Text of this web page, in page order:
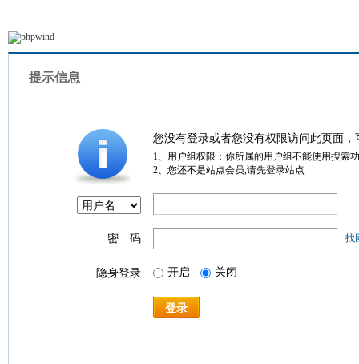
提示信息
您没有登录或者您没有权限访问此页面
1、用户组权限：你所属的用户组不能使用搜索
2、您还不是站点会员,请先登录站点
密 码 找
隐身登录 开启 关闭
登录